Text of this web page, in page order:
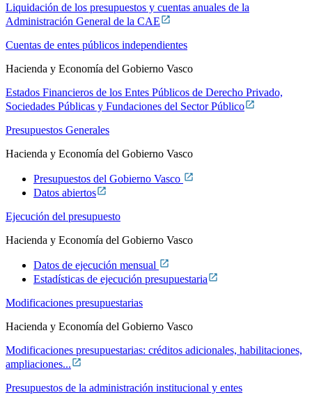
Liquidación de los presupuestos y cuentas anuales de la
Administración General de la CAE
Cuentas de entes públicos independientes
Hacienda y Economía del Gobierno Vasco
Estados Financieros de los Entes Públicos de Derecho Privado,
Sociedades Públicas y Fundaciones del Sector Público
Presupuestos Generales
Hacienda y Economía del Gobierno Vasco
Presupuestos del Gobierno Vasco
Datos abiertos
Ejecución del presupuesto
Hacienda y Economía del Gobierno Vasco
Datos de ejecución mensual
Estadísticas de ejecución presupuestaria
Modificaciones presupuestarias
Hacienda y Economía del Gobierno Vasco
Modificaciones presupuestarias: créditos adicionales, habilitaciones,
ampliaciones...
Presupuestos de la administración institucional y entes